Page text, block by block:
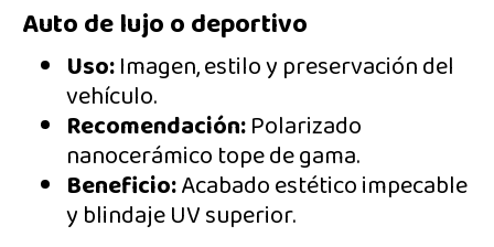
Auto de lujo o deportivo
Uso:Imagen, estilo y preservación del
vehículo.
Recomendación:Polarizado
nanocerámico tope de gama.
Beneficio:Acabado estético impecable
y blindaje UV superior.